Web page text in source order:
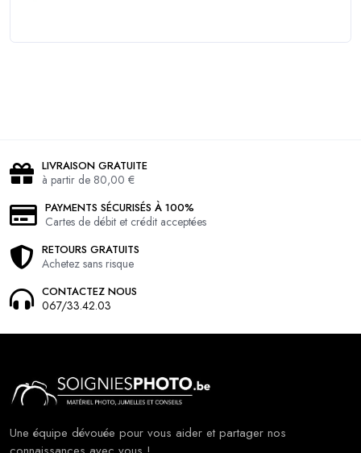
LIVRAISON GRATUITE
à partir de 80,00 €
PAYMENTS SÉCURISÉS À 100%
Cartes de débit et crédit acceptées
RETOURS GRATUITS
Achetez sans risque
CONTACTEZ NOUS
067/33.42.03
Une équipe dévouée pour vous aider et partager nos